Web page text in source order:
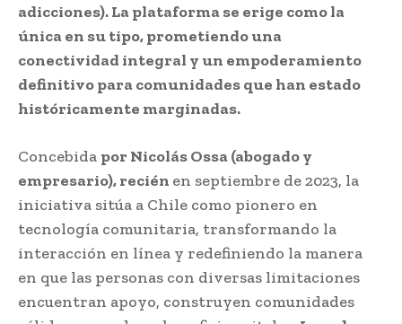
adicciones). La plataforma se erige como la
única en su tipo, prometiendo una
conectividad integral y un empoderamiento
definitivo para comunidades que han estado
históricamente marginadas.
Concebida por Nicolás Ossa (abogado y
empresario), recién en septiembre de 2023, la
iniciativa sitúa a Chile como pionero en
tecnología comunitaria, transformando la
interacción en línea y redefiniendo la manera
en que las personas con diversas limitaciones
encuentran apoyo, construyen comunidades